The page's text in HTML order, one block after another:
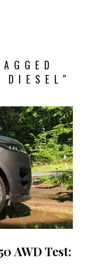
AWD Test: